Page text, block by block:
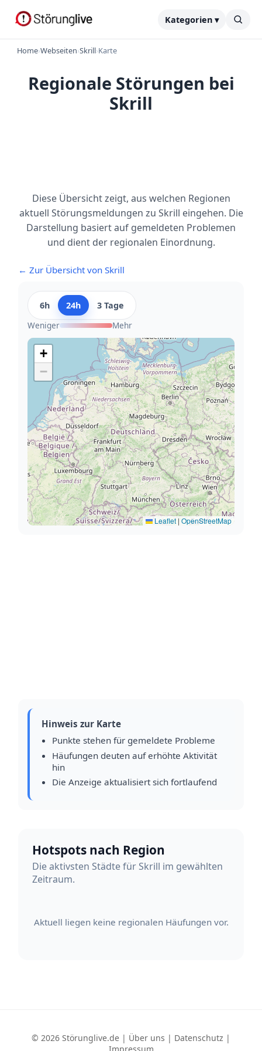
Kategorien ▾
Home›Webseiten›Skrill›Karte
Regionale Störungen bei
Skrill
Diese Übersicht zeigt, aus welchen Regionen
aktuell Störungsmeldungen zu Skrill eingehen. Die
Darstellung basiert auf gemeldeten Problemen
und dient der regionalen Einordnung.
← Zur Übersicht von Skrill
6h 24h
3 Tage
Weniger
Mehr
+
−
Leaflet | OpenStreetMap
Hinweis zur Karte
Punkte stehen für gemeldete Probleme
Häufungen deuten auf erhöhte Aktivität
hin
Die Anzeige aktualisiert sich fortlaufend
Hotspots nach Region
Die aktivsten Städte für Skrill im gewählten
Zeitraum.
Aktuell liegen keine regionalen Häufungen vor.
© 2026 Störunglive.de | Über uns | Datenschutz |